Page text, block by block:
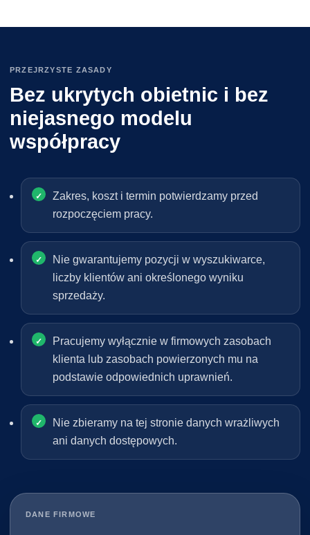
PRZEJRZYSTE ZASADY
Bez ukrytych obietnic i bez
niejasnego modelu
współpracy
Zakres, koszt i termin potwierdzamy przed
rozpoczęciem pracy.
Nie gwarantujemy pozycji w wyszukiwarce,
liczby klientów ani określonego wyniku
sprzedaży.
Pracujemy wyłącznie w firmowych zasobach
klienta lub zasobach powierzonych mu na
podstawie odpowiednich uprawnień.
Nie zbieramy na tej stronie danych wrażliwych
ani danych dostępowych.
DANE FIRMOWE